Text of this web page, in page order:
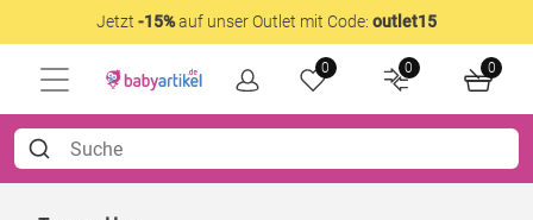
Jetzt -15%auf unser Outlet mit Code: outlet15
0 0 0